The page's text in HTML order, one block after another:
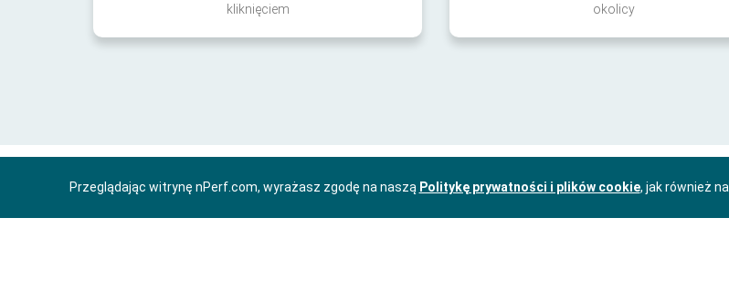
kliknięciem
okolicy
Przeglądając witrynę nPerf.com, wyrażasz zgodę na naszą Politykę prywatności i plików cookie, jak również na